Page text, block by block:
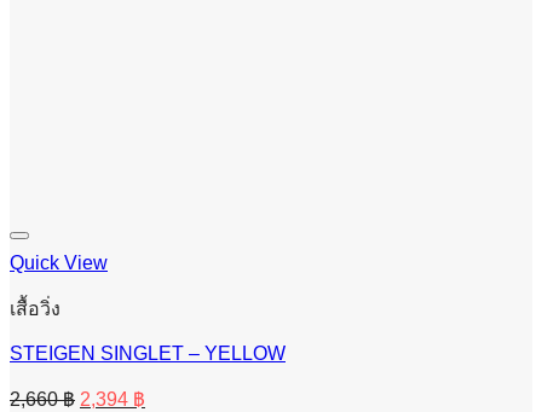
Quick View
เสื้อวิ่ง
STEIGEN SINGLET – YELLOW
2,660฿ Original
2,394 ฿